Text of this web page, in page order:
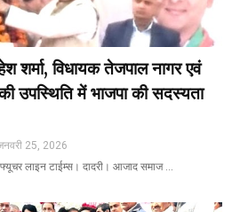
शर्मा, विधायक तेजपाल नागर एवं
उपस्थिति में भाजपा की सदस्यता
25, 2026
फ्यूचर लाइन टाईम्स। दादरी। आजाद समाज …